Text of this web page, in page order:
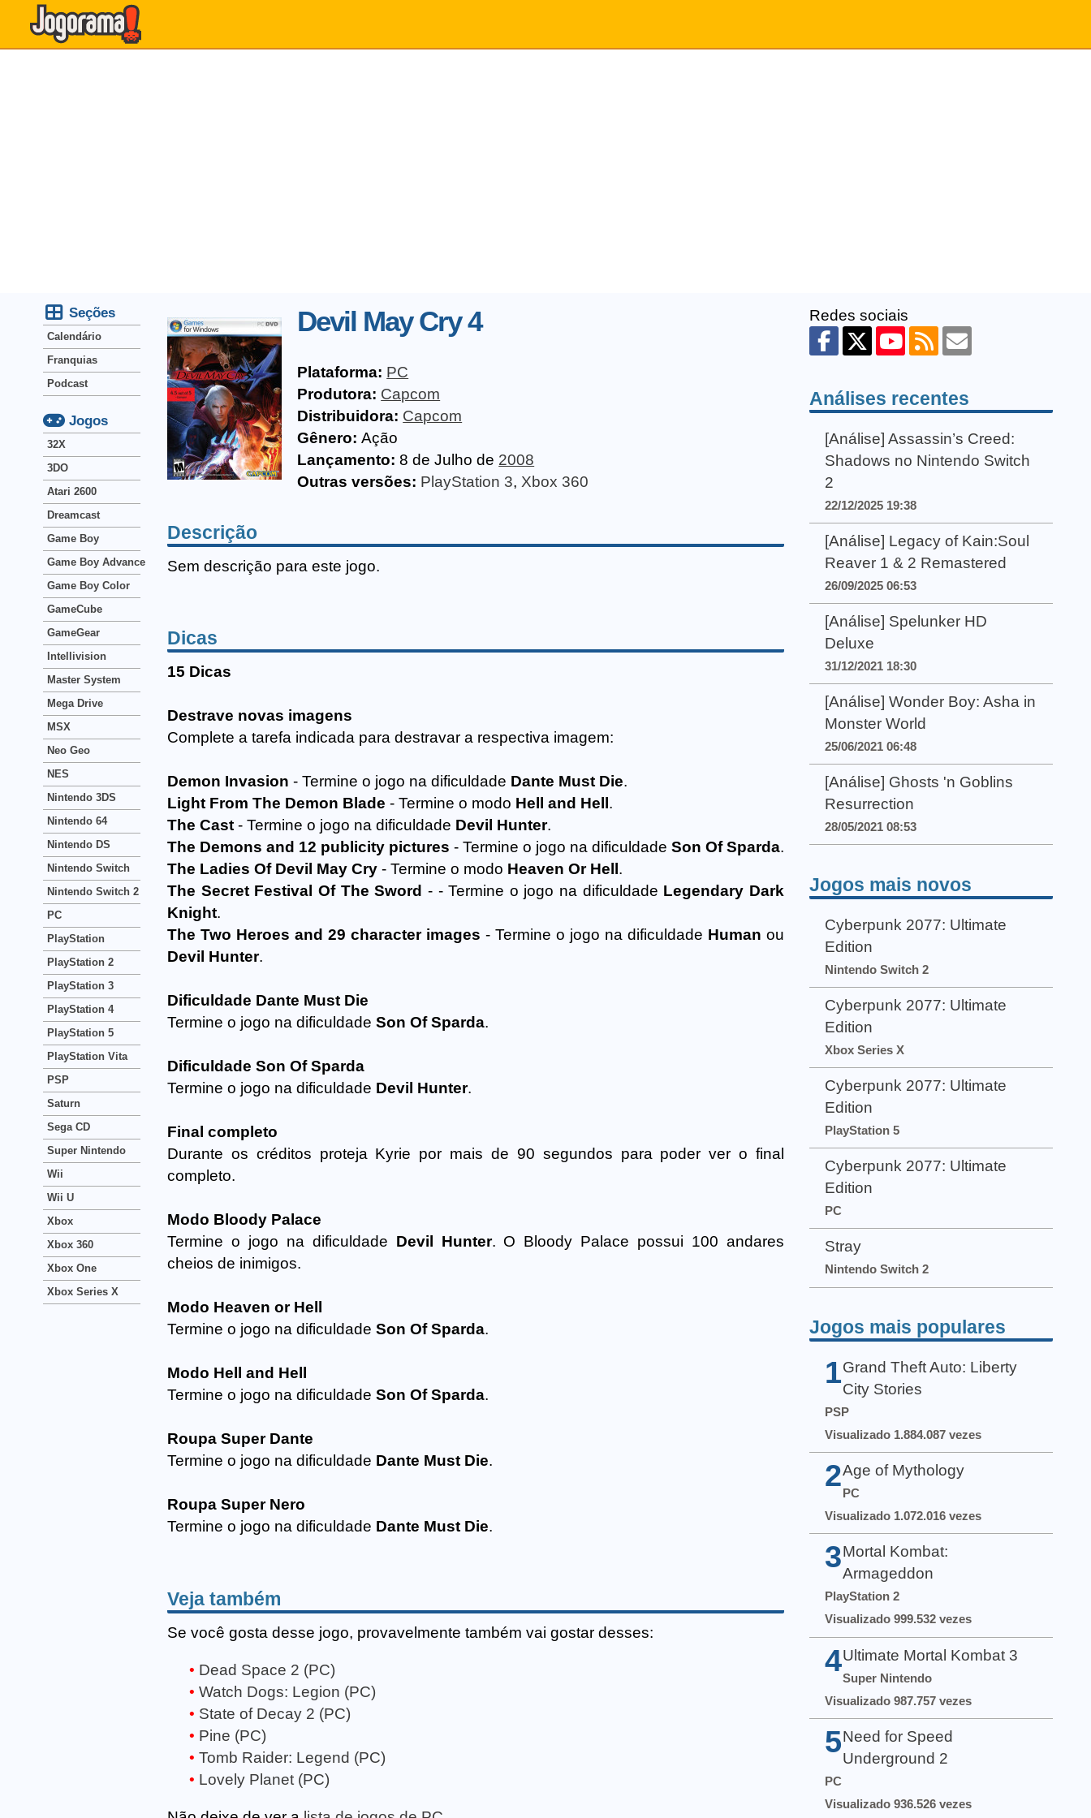
Devil May Cry 4
Plataforma: PC
Produtora: Capcom
Distribuidora: Capcom
Gênero: Ação
Lançamento: 8 de Julho de 2008
Outras versões: PlayStation 3, Xbox 360
Descrição
Sem descrição para este jogo.
Dicas
15 Dicas
Destrave novas imagens
Complete a tarefa indicada para destravar a respectiva imagem:
Demon Invasion - Termine o jogo na dificuldade Dante Must Die.
Light From The Demon Blade - Termine o modo Hell and Hell .
The Cast - Termine o jogo na dificuldade Devil Hunter.
The Demons and 12 publicity pictures - Termine o jogo na dificuldade Son Of Sparda.
The Ladies Of Devil May Cry - Termine o modo Heaven Or Hell .
The Secret Festival Of The Sword - - Termine o jogo na dificuldade Legendary Dark
Knight.
The Two Heroes and 29 character images - Termine o jogo na dificuldade Human ou
Devil Hunter.
Dificuldade Dante Must Die
Termine o jogo na dificuldade Son Of Sparda.
Dificuldade Son Of Sparda
Termine o jogo na dificuldade Devil Hunter.
Final completo
Durante os créditos proteja Kyrie por mais de 90 segundos para poder ver o final
completo.
Modo Bloody Palace
Termine o jogo na dificuldade Devil Hunter. O Bloody Palace possui 100 andares
cheios de inimigos.
Modo Heaven or Hell
Termine o jogo na dificuldade Son Of Sparda.
Modo Hell and Hell
Termine o jogo na dificuldade Son Of Sparda.
Roupa Super Dante
Termine o jogo na dificuldade Dante Must Die.
Roupa Super Nero
Termine o jogo na dificuldade Dante Must Die.
Veja também
Se você gosta desse jogo, provavelmente também vai gostar desses:
Dead Space 2 (PC)
Watch Dogs: Legion (PC)
State of Decay 2 (PC)
Pine (PC)
Tomb Raider: Legend (PC)
Lovely Planet (PC)
Seções
Calendário
Franquias
Podcast
Jogos
32X
3DO
Atari 2600
Dreamcast
Game Boy
Game Boy Advance
Game Boy Color
GameCube
GameGear
Intellivision
Master System
Mega Drive
MSX
Neo Geo
NES
Nintendo 3DS
Nintendo 64
Nintendo DS
Nintendo Switch
Nintendo Switch 2
PC
PlayStation
PlayStation 2
PlayStation 3
PlayStation 4
PlayStation 5
PlayStation Vita
PSP
Saturn
Sega CD
Super Nintendo
Wii
Wii U
Xbox
Xbox 360
Xbox One
Xbox Series X
Redes sociais
Análises recentes
[Análise] Assassin’s Creed:
Shadows no Nintendo Switch
2
22/12/2025 19:38
[Análise] Legacy of Kain:Soul
Reaver 1 & 2 Remastered
26/09/2025 06:53
[Análise] Spelunker HD
Deluxe
31/12/2021 18:30
[Análise] Wonder Boy: Asha in
Monster World
25/06/2021 06:48
[Análise] Ghosts 'n Goblins
Resurrection
28/05/2021 08:53
Jogos mais novos
Cyberpunk 2077: Ultimate
Edition
Nintendo Switch 2
Cyberpunk 2077: Ultimate
Edition
Xbox Series X
Cyberpunk 2077: Ultimate
Edition
PlayStation 5
Cyberpunk 2077: Ultimate
Edition
PC
Stray
Nintendo Switch 2
Jogos mais populares
1 Grand Theft Auto: Liberty
City Stories
PSP
Visualizado 1.884.087 vezes
2Age of Mythology
PC
Visualizado 1.072.016 vezes
3 Mortal Kombat:
Armageddon
PlayStation 2
Visualizado 999.532 vezes
4 Ultimate Mortal Kombat 3
Super Nintendo
Visualizado 987.757 vezes
5 Need for Speed
Underground 2
PC
Visualizado 936.526 vezes